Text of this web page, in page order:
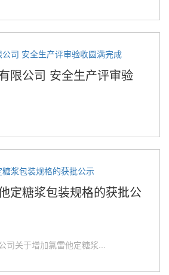
限公司 安全生产评审验
定糖浆包装规格的获批公
司关于增加氯雷他定糖浆...